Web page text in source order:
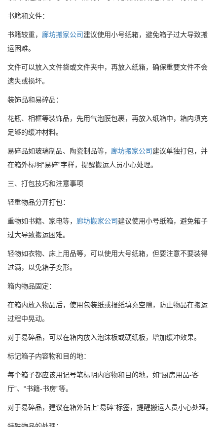
书籍和文件：
书籍较重， 廊坊搬家公司建议使用小号纸箱，避免箱子过大导致搬
运困难。
文件可以放入文件袋或文件夹中，再放入纸箱，确保重要文件不会
遗失或损坏。
装饰品和易碎品：
花瓶、相框等装饰品，先用气泡膜包裹，再放入纸箱中，箱内填充
足够的缓冲材料。
易碎品如玻璃制品、陶瓷制品等， 廊坊搬家公司建议单独打包，并
在箱外标明“易碎”字样，提醒搬运人员小心处理。
三、打包技巧和注意事项
轻重物品分开打包：
重物如书籍、家电等， 廊坊搬家公司建议使用小号纸箱，避免箱子
过大导致搬运困难。
轻物如衣物、床上用品等，可以使用大号纸箱，但要注意不要装得
过满，以免箱子变形。
箱内物品固定：
在箱内放入物品后，使用包装纸或报纸填充空隙，防止物品在搬运
过程中晃动。
对于易碎品，可以在箱内放入泡沫板或硬纸板，增加缓冲效果。
标记箱子内容物和目的地：
每个箱子都应该用记号笔标明内容物和目的地，如“厨房用品-客
厅”、“书籍-书房”等。
对于易碎品，建议在箱外贴上“易碎”标签，提醒搬运人员小心处理。